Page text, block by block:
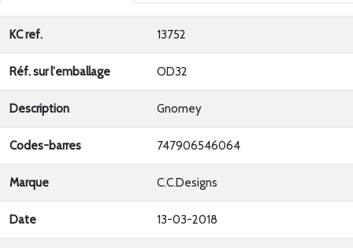
KC ref. 13752
Réf. sur l'emballage OD32
Description Gnomey
Codes-barres 747906546064
Marque C.C.Designs
Date 13-03-2018